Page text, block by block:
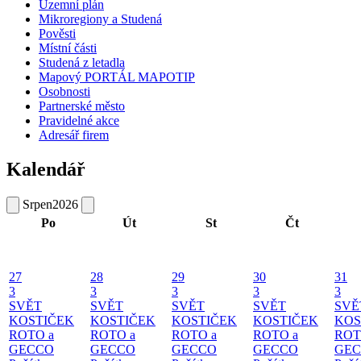
Územní plán
Mikroregiony a Studená
Pověsti
Místní části
Studená z letadla
Mapový PORTÁL MAPOTIP
Osobnosti
Partnerské město
Pravidelné akce
Adresář firem
Kalendář
Srpen2026
Po
Út St Čt
27
3
SVĚT
KOSTIČEK
ROTO a
GECCO
28
3
SVĚT
KOSTIČEK
ROTO a
GECCO
29
3
SVĚT
KOSTIČEK
ROTO a
GECCO
30
3
SVĚT
KOSTIČEK
ROTO a
GECCO
31
3